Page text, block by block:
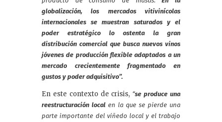
globalización, los mercados vitivinícolas
internacionales se muestran saturados y el
poder estratégico lo ostenta la gran
distribución comercial que busca nuevos vinos
jóvenes de producción flexible adaptados a un
mercado crecientemente fragmentado en
gustos y poder adquisitivo”.
En este contexto de crisis, “se produce una
reestructuración local en la que se pierde una
parte importante del viñedo local y el trabajo